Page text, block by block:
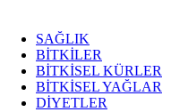
SAĞLIK
BİTKİLER
BİTKİSEL KÜRLER
BİTKİSEL YAĞLAR
DİYETLER